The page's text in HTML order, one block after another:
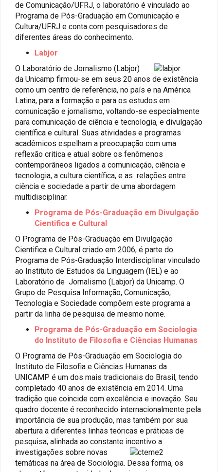
de Comunicação/UFRJ, o laboratório é vinculado ao
Programa de Pós-Graduação em Comunicação e
Cultura/UFRJ e conta com pesquisadores de
diferentes áreas do conhecimento.
Labjor
una
ventana
nueva
O Laboratório de Jornalismo (Labjor)
da Unicamp firmou-se em seus 20 anos de existência
como um centro de referência, no país e na América
Latina, para a formação e para os estudos em
comunicação e jornalismo, voltando-se especialmente
para comunicação de ciência e tecnologia, e divulgação
científica e cultural. Suas atividades e programas
acadêmicos espelham a preocupação com uma
reflexão critica e atual sobre os fenômenos
contemporâneos ligados a comunicação, ciência e
tecnologia, a cultura científica, e as relações entre
ciência e sociedade a partir de uma abordagem
multidisciplinar.
Programa de Pós-Graduação em Divulgação
Cientifica e Cultural
O Programa de Pós-Graduação em Divulgação
Cientifica e Cultural criado em 2006, é parte do
Programa de Pós-Graduação Interdisciplinar vinculado
ao Instituto de Estudos da Linguagem (IEL) e ao
Laboratório de Jornalismo (Labjor) da Unicamp. O
Grupo de Pesquisa Informação, Comunicação,
Tecnologia e Sociedade compõem este programa a
partir da linha de pesquisa de mesmo nome.
Programa de Pós-Graduação em Sociologia
do Instituto de Filosofia e Ciências Humanas
O Programa de Pós-Graduação em Sociologia do
Instituto de Filosofia e Ciências Humanas da
UNICAMP é um dos mais tradicionais do Brasil, tendo
completado 40 anos de existência em 2014. Uma
tradição que coincide com excelência e inovação. Seu
quadro docente é reconhecido internacionalmente pela
importância de sua produção, mas também por sua
abertura a diferentes linhas teóricas e práticas de
pesquisa, alinhada ao constante incentivo a
investigações sobre novas
temáticas na área de Sociologia. Dessa forma, os